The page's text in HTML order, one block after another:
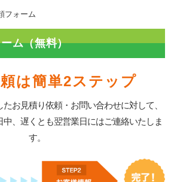
フォーム
ム（無料）
は簡単2ステップ
お見積り依頼・お問い合わせに対して、
、遅くとも翌営業日にはご連絡いたしま
す。